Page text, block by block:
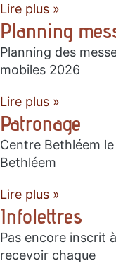
Lire plus »
Planning
Planning des
mobiles 2026
Lire plus »
Patronage
Centre Bethléem
Bethléem
Lire plus »
Infolettres
Pas encore inscrit
recevoir chaque